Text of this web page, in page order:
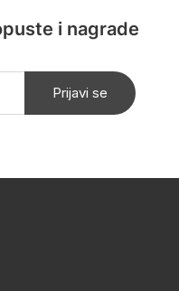
i nagrade
Prijavi se